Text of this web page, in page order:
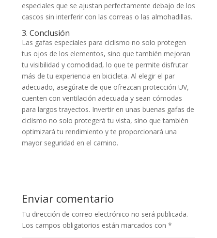
especiales que se ajustan perfectamente debajo de los
cascos sin interferir con las correas o las almohadillas.
3. Conclusión
Las gafas especiales para ciclismo no solo protegen
tus ojos de los elementos, sino que también mejoran
tu visibilidad y comodidad, lo que te permite disfrutar
más de tu experiencia en bicicleta. Al elegir el par
adecuado, asegúrate de que ofrezcan protección UV,
cuenten con ventilación adecuada y sean cómodas
para largos trayectos. Invertir en unas buenas gafas de
ciclismo no solo protegerá tu vista, sino que también
optimizará tu rendimiento y te proporcionará una
mayor seguridad en el camino.
Enviar comentario
Tu dirección de correo electrónico no será publicada.
Los campos obligatorios están marcados con *